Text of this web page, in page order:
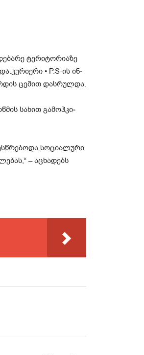
ტე­რი­ტო­რი­ა­ზე
• P.S-ის ინ­
ცე­მით დას­რულ­და.
სა­ხით გა­მოჰ­კი­
სო­ცი­ა­ლუ­რი
– აცხა­დებს